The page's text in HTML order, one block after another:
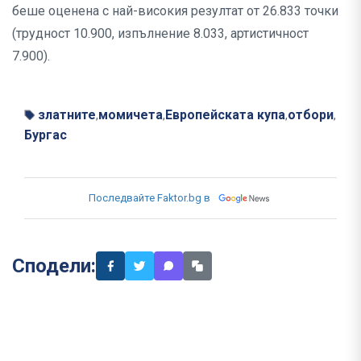
беше оценена с най-високия резултат от 26.833 точки
(трудност 10.900, изпълнение 8.033, артистичност
7.900).
златните,момичета, Европейската купа,отбори,
Бургас
Последвайте Faktor.bg в
Сподели: